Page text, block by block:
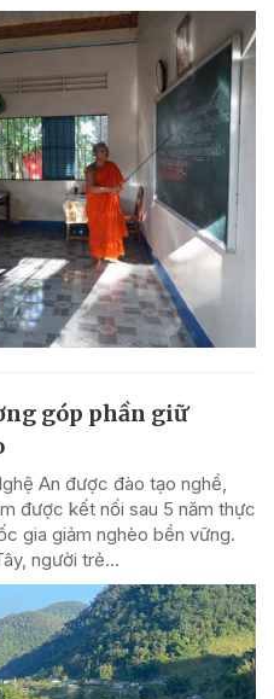
góp phần giữ
An được đào tạo nghề,
được kết nối sau 5 năm thực
gia giảm nghèo bền vững.
người trẻ...